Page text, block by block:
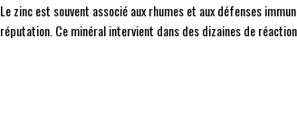
Le zinc est souvent associé aux rhumes et aux défenses
réputation. Ce minéral intervient dans des dizaines de